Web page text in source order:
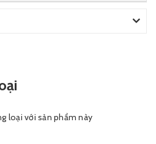
loại với sản phẩm này